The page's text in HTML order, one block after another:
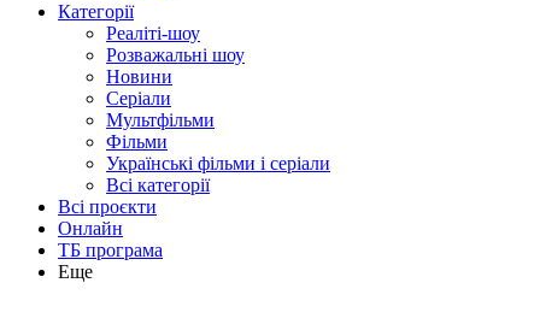
Категорії
Реаліті-шоу
Розважальні шоу
Новини
Серіали
Мультфільми
Фільми
Українські фільми і серіали
Всі категорії
Всі проєкти
Онлайн
ТБ програма
Еще